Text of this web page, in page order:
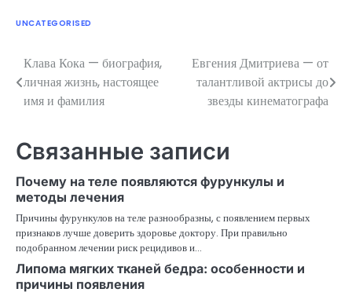
UNCATEGORISED
Навигация
по
Клава Кока — биография,
личная жизнь, настоящее
имя и фамилия
Евгения Дмитриева — от
талантливой актрисы до
звезды кинематографа
Связанные записи
Почему на теле появляются фурункулы и
методы лечения
Причины фурункулов на теле разнообразны, с появлением первых
признаков лучше доверить здоровье доктору. При правильно
подобранном лечении риск рецидивов и…
Липома мягких тканей бедра: особенности и
причины появления